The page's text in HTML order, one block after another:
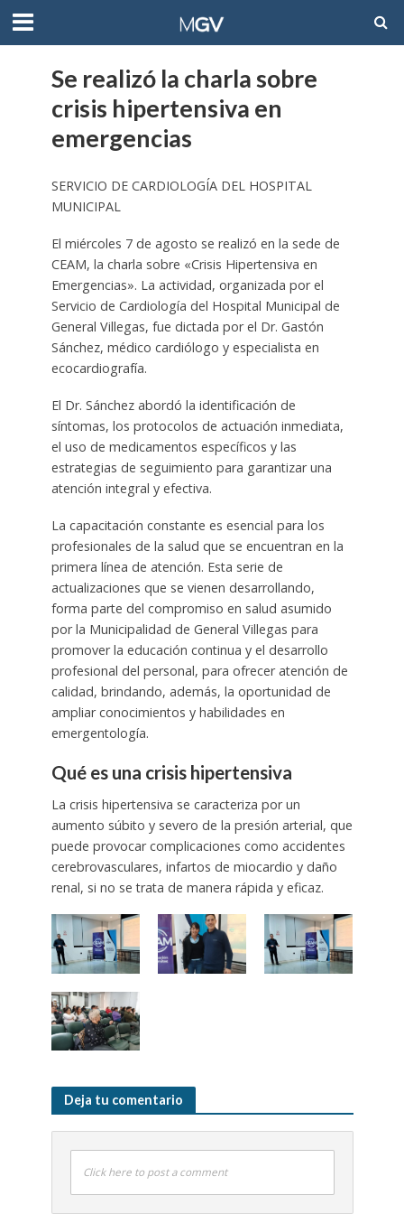
Se realizó la charla sobre
crisis hipertensiva en
emergencias
SERVICIO DE CARDIOLOGÍA DEL HOSPITAL
MUNICIPAL
El miércoles 7 de agosto se realizó en la sede de
CEAM, la charla sobre «Crisis Hipertensiva en
Emergencias». La actividad, organizada por el
Servicio de Cardiología del Hospital Municipal de
General Villegas, fue dictada por el Dr. Gastón
Sánchez, médico cardiólogo y especialista en
ecocardiografía.
El Dr. Sánchez abordó la identificación de
síntomas, los protocolos de actuación inmediata,
el uso de medicamentos específicos y las
estrategias de seguimiento para garantizar una
atención integral y efectiva.
La capacitación constante es esencial para los
profesionales de la salud que se encuentran en la
primera línea de atención. Esta serie de
actualizaciones que se vienen desarrollando,
forma parte del compromiso en salud asumido
por la Municipalidad de General Villegas para
promover la educación continua y el desarrollo
profesional del personal, para ofrecer atención de
calidad, brindando, además, la oportunidad de
ampliar conocimientos y habilidades en
emergentología.
Qué es una crisis hipertensiva
La crisis hipertensiva se caracteriza por un
aumento súbito y severo de la presión arterial, que
puede provocar complicaciones como accidentes
cerebrovasculares, infartos de miocardio y daño
renal, si no se trata de manera rápida y eficaz.
Deja tu comentario
Click here to post a comment